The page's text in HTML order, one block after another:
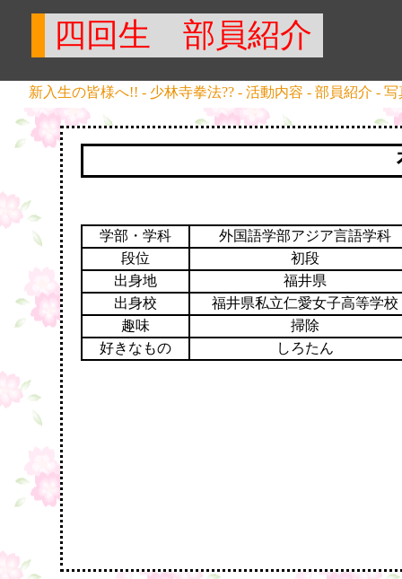
四回生 部員紹介
新入生の皆様へ!! - 少林寺拳法?? - 活動内容 - 部員紹介 - 写
学部・学科
外国語学部アジア言語学科
段位
初段
出身地
福井県
出身校
福井県私立仁愛女子高等学校
趣味
掃除
好きなもの
しろたん